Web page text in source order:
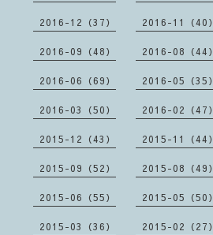
2016-12（37） 2016-11（40）
2016-09（48） 2016-08（44）
2016-06（69） 2016-05（35）
2016-03（50） 2016-02（47）
2015-12（43） 2015-11（44）
2015-09（52） 2015-08（49）
2015-06（55） 2015-05（50）
2015-03（36） 2015-02（27）